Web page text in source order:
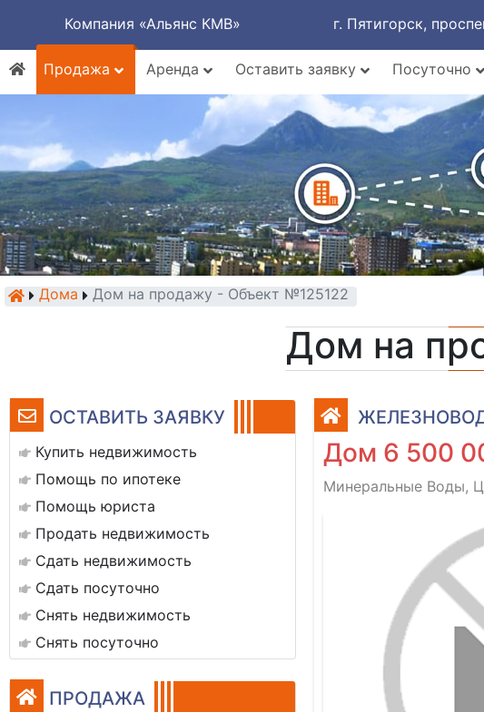
Компания «Альянс КМВ» г. Пятигорск,
Продажа
Аренда Оставить заявку Посуточно
Дома Дом на продажу - Объект №125122
Дом на
ОСТАВИТЬ ЗАЯВКУ
Купить недвижимость
Помощь по ипотеке
Помощь юриста
Продать недвижимость
Сдать недвижимость
Сдать посуточно
Снять недвижимость
Снять посуточно
ПРОДАЖА
Дом 6 500
Минеральные Воды,